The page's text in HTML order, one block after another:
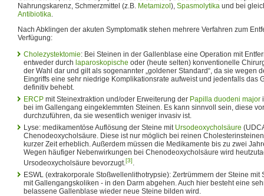
Nahrungskarenz, Schmerzmittel (z.B. Metamizol ), Spasmolytika und bei
Antibiotika.
Nach Abklingen der akuten Symptomatik stehen mehrere Verfahren zum
Verfügung:
Cholezystektomie: Bei Steinen in der Gallenblase eine Operation mit
entweder durch laparoskopische oder (heute selten) konventionelle
der Wahl dar und gilt als sogenannter „goldener Standard“, da sie wegen
Eingriffs eine sehr niedrige Komplikationsrate aufweist und jedenfalls das
definitiv behebt.
ERCP mit Steinextraktion und/oder Erweiterung der Papilla duodeni major
bei im Gallengang eingeklemmten Steinen. Es kann sinnvoll sein, diese
durchzuführen, da sie wesentlich weniger invasiv ist.
Lyse: medikamentöse Auflösung der Steine mit Ursodeoxycholsäure
Chenodeoxycholsäure. Diese ist nur möglich bei reinen
kurzer Zeit erheblich. Außerdem müssen die Medikamente bis zu zwei
Wegen häufiger Nebenwirkungen bei Chenodeoxycholsäure wird
Ursodeoxycholsäure bevorzugt.[3].
ESWL (extrakorporale Stoßwellenlithotrypsie): Zertrümmern der Steine mit
mit Gallengangskoliken - in den Darm abgehen. Auch hier besteht eine
belassene Gallenblase wieder neue Steine bilden wird.